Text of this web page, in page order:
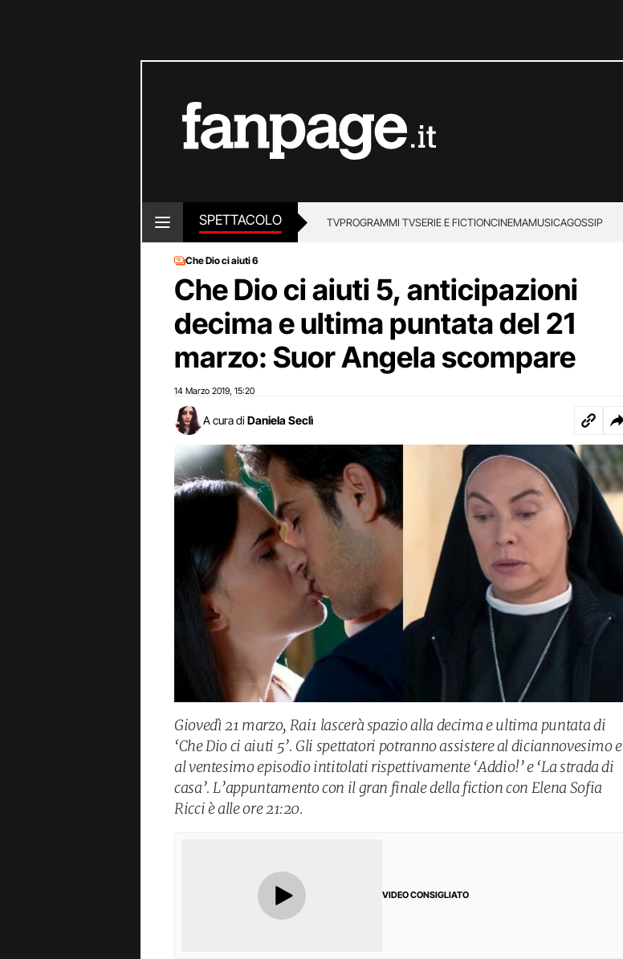
SPETTACOLO TVPROGRAMMI TVSERIE E FICTIONCINEMAMUSICAGOSSIP
Che Dio ci aiuti 6
Che Dio ci aiuti 5, anticipazioni
decima e ultima puntata del 21
marzo: Suor Angela scompare
14 Marzo 2019 15:20
A cura di Daniela Seclì
Giovedì 21 marzo, Rai1 lascerà spazio alla decima e ultima puntata di
‘Che Dio ci aiuti 5’. Gli spettatori potranno assistere al diciannovesimo e
al ventesimo episodio intitolati rispettivamente ‘Addio!’ e ‘La strada di
casa’. L’appuntamento con il gran finale della fiction con Elena Sofia
Ricci è alle ore 21:20.
VIDEO CONSIGLIATO